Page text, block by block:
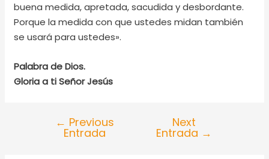
buena medida, apretada, sacudida y desbordante.
Porque la medida con que ustedes midan también
se usará para ustedes».
Palabra de Dios.
Gloria a ti Señor Jesús
← Previous
Entrada
Next
Entrada →